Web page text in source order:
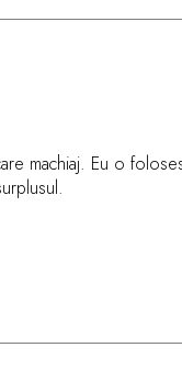
machiaj. Eu o